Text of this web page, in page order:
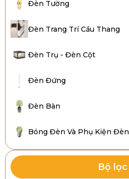
Đèn Tường
Đèn Trang Trí Cầu Thang
Đèn Trụ - Đèn Cột
Đèn Đứng
Đèn Bàn
Bóng Đèn Và Phụ Kiện Đèn
Bộ lọc